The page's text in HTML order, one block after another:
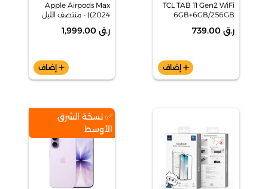
TCL TAB 11 Gen2 WiFi
6GB+6GB/256GB
ر.ق 739.00
add إضاف
Apple Airpods Max
(2024) - منتصف الليل
ر.ق 1,999.00
addإضاف
✅ نسخة الشرق
الأوسط